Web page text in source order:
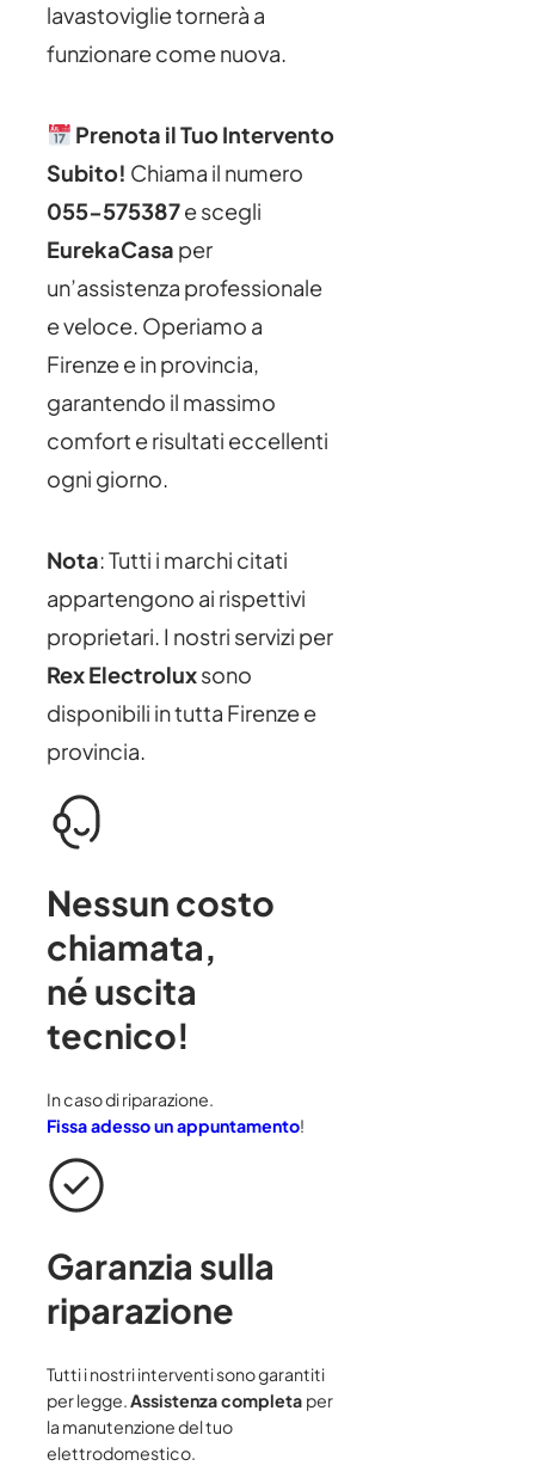
lavastoviglie tornerà a
funzionare come nuova.
Prenota il Tuo Intervento
Subito! Chiama il numero
055-575387e scegli
EurekaCasa per
un’assistenza professionale
e veloce. Operiamo a
Firenze e in provincia,
garantendo il massimo
comfort e risultati eccellenti
ogni giorno.
Nota: Tutti i marchi citati
appartengono ai rispettivi
proprietari. I nostri servizi per
Rex Electroluxsono
disponibili in tutta Firenze e
provincia.
Nessun costo
chiamata,
né uscita
tecnico!
In caso di riparazione.
Fissa adesso un appuntamento!
Garanzia sulla
riparazione
Tutti i nostri interventi sono garantiti
per legge.Assistenza completa per
la manutenzione del tuo
elettrodomestico.